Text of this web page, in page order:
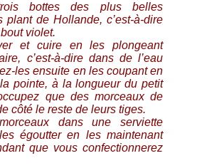
bottes des plus belles
plant de Hollande, c’est-à-dire
violet.
et cuire en les plongeant
c’est-à-dire dans de l’eau
les ensuite en les coupant en
pointe, à la longueur du petit
que des morceaux de
côté le reste de leurs tiges.
dans une serviette
égoutter en les maintenant
que vous confectionnerez